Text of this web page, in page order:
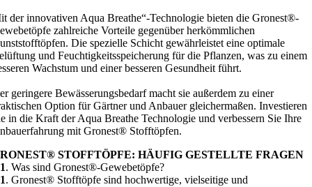
der innovativen Aqua Breathe“-Technologie bieten die Gronest®-
zahlreiche Vorteile gegenüber herkömmlichen
Die spezielle Schicht gewährleistet eine optimale
und Feuchtigkeitsspeicherung für die Pflanzen, was zu einem
Wachstum und einer besseren Gesundheit führt.
geringere Bewässerungsbedarf macht sie außerdem zu einer
Option für Gärtner und Anbauer gleichermaßen. Investieren
in die Kraft der Aqua Breathe Technologie und verbessern Sie Ihre
mit Gronest® Stofftöpfen.
STOFFTÖPFE: HÄUFIG GESTELLTE FRAGEN
. Was sind Gronest®-Gewebetöpfe?
. Gronest® Stofftöpfe sind hochwertige, vielseitige und